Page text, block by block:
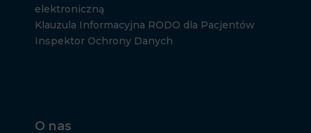
elektroniczną
Klauzula Informacyjna RODO dla Pacjentów
Inspektor Ochrony Danych
O nas